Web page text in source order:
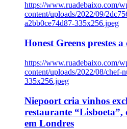
https://www.ruadebaixo.com/
content/uploads/2022/09/
a2bb0ce74d87-335x256.jpeg
Honest Greens prestes
https://www.ruadebaixo.com/
content/uploads/2022/08/chef-
335x256.jpeg
Niepoort cria vinhos
restaurante “Lisboeta”,
em Londres